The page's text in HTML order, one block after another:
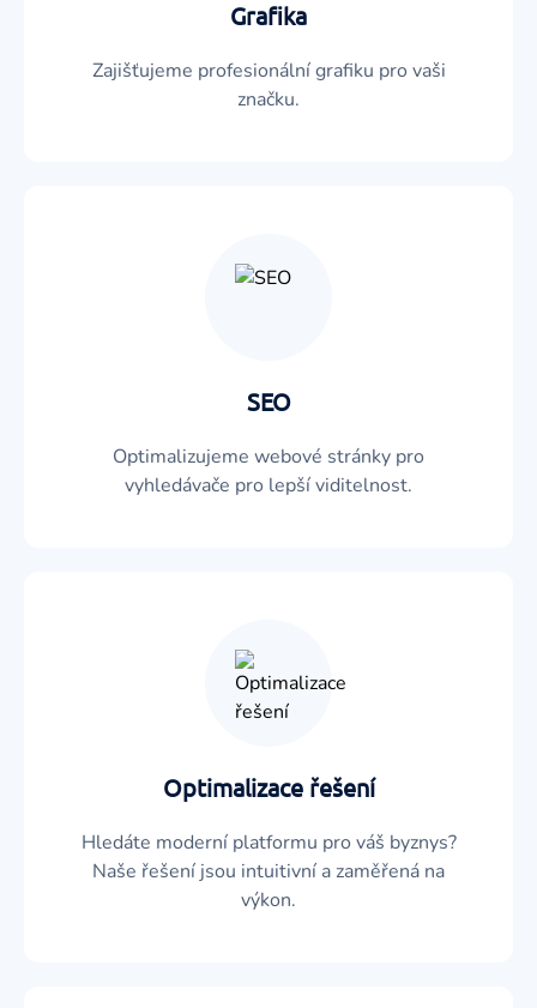
Grafika
Zajišťujeme profesionální grafiku pro vaši
značku.
SEO
Optimalizujeme webové stránky pro
vyhledávače pro lepší viditelnost.
Optimalizace řešení
Hledáte moderní platformu pro váš byznys?
Naše řešení jsou intuitivní a zaměřená na
výkon.